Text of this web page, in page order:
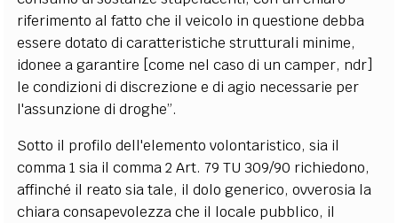
riferimento al fatto che il veicolo in questione debba
essere dotato di caratteristiche strutturali minime,
idonee a garantire [come nel caso di un camper, ndr]
le condizioni di discrezione e di agio necessarie per
l'assunzione di droghe”.
Sotto il profilo dell'elemento volontaristico, sia il
comma 1 sia il comma 2 Art. 79 TU 309/90 richiedono,
affinché il reato sia tale, il dolo generico, ovverosia la
chiara consapevolezza che il locale pubblico, il